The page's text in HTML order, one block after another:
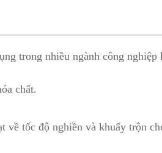
trong nhiều ngành công nghiệp
chất.
về tốc độ nghiền và khuấy trộn